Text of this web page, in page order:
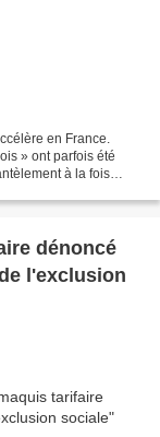
en France.
» ont parfois été
à la fois
dénoncé
l'exclusion